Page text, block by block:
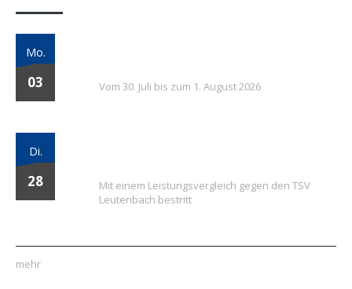
Mo.
03 Vom 30. Juli bis zum 1. August 2026
Di.
28
Mit einem Leistungsvergleich gegen den TSV
Leutenbach bestritt
mehr